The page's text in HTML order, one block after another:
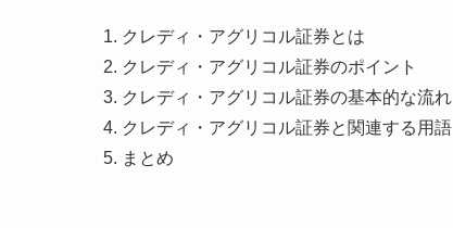
クレディ・アグリコル証券とは
クレディ・アグリコル証券のポイント
クレディ・アグリコル証券の基本的な流れ
クレディ・アグリコル証券と関連する用語
まとめ